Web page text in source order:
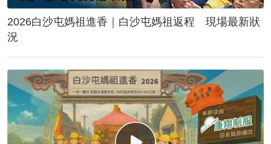
2026白沙屯媽祖進香｜白沙屯媽祖返程 現場最新狀
況